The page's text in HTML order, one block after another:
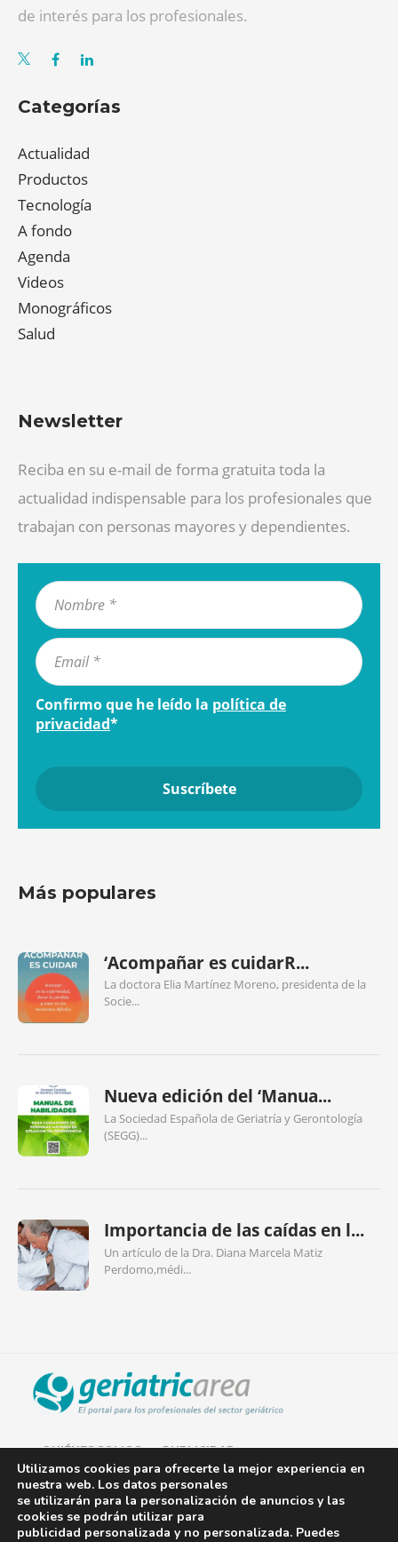
de interés para los profesionales.
Categorías
Actualidad
Productos
Tecnología
A fondo
Agenda
Videos
Monográficos
Salud
Newsletter
Reciba en su e-mail de forma gratuita toda la
actualidad indispensable para los profesionales que
trabajan con personas mayores y dependientes.
Confirmo que he leído la política de
privacidad*
Más populares
‘Acompañar es cuidarR...
La doctora Elia Martínez Moreno, presidenta de la
Socie...
Nueva edición del ‘Manua...
La Sociedad Española de Geriatría y Gerontología
(SEGG)...
Importancia de las caídas en l...
Un artículo de la Dra. Diana Marcela Matiz
Perdomo,médi...
QUIÉNES SOMOS PUBLICIDAD
AVISO LEGAL
POLÍTICA DE COOKIES
Utilizamos cookies para ofrecerte la mejor experiencia en
nuestra web. Los datos personales
se utilizarán para la personalización de anuncios y las
cookies se podrán utilizar para
publicidad personalizada y no personalizada. Puedes